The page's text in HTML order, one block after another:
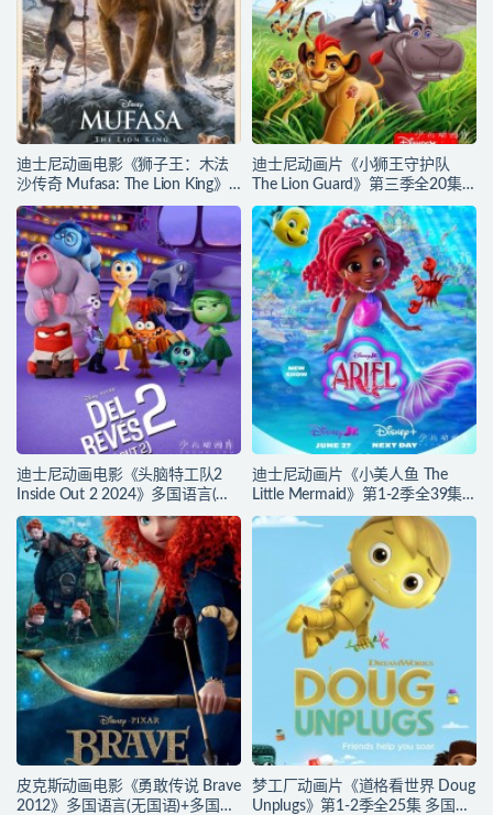
迪士尼动画电影《狮子王：木法
沙传奇 Mufasa: The Lion King》
多国语言(含国语)+多国字幕(含中
文) 官方纯净收藏版
720P/MKV/6.61G 动画片下载
迪士尼动画片《小狮王守护队
The Lion Guard》第三季全20集
多国语言(含国语)+多国字幕(含中
文) 官方纯净收藏版
720P/MKV/15.9G 动画片小狮王
守护队下载
迪士尼动画电影《头脑特工队2
Inside Out 2 2024》多国语言(含
国语)+多国字幕(含中文) 官方纯净
收藏版 720P/MKV/4.75G 动画片
头脑特工队下载
迪士尼动画片《小美人鱼 The
Little Mermaid》第1-2季全39集
多国语言(含国语)+英文字幕 官方
纯净收藏版 720P/MKV/37G 动画
片小美人鱼下载
皮克斯动画电影《勇敢传说 Brave
2012》多国语言(无国语)+多国字
梦工厂动画片《道格看世界 Doug
Unplugs》第1-2季全25集 多国语